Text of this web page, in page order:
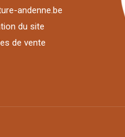
andenne.be
du site
de vente